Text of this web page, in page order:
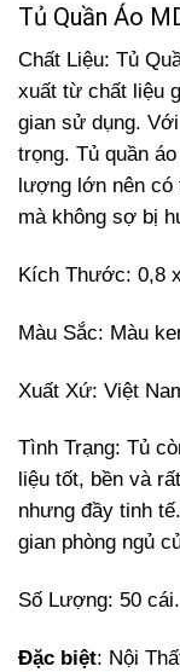
Tủ Quần Áo
Chất Liệu: Tủ
xuất từ chất liệu
gian sử dụng.
trọng. Tủ quần
lượng lớn nên có
mà không sợ bị
Kích Thước: 0,8
Màu Sắc: Màu
Xuất Xứ: Việt
Tình Trạng: Tủ
liệu tốt, bền và
nhưng đầy tinh
gian phòng ngủ
Số Lượng: 50 cái.
Đặc biệt: Nội